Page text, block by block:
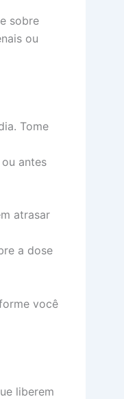
sobre
ou
Tome
antes
atrasar
a dose
você
liberem